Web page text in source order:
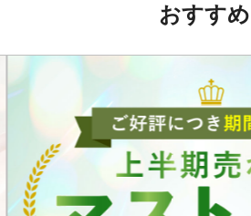
おすすめ